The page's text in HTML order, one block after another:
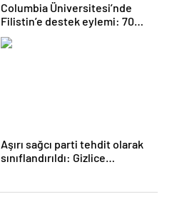
Columbia Üniversitesi’nde
Filistin’e destek eylemi: 70
gözaltı
Aşırı sağcı parti tehdit olarak
sınıflandırıldı: Gizlice